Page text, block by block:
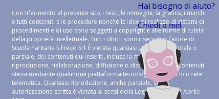
Hai bisogno di aiuto?
Chiedi a me!
Con riferimento al presente sito, i testi, le immagini, la grafica, i marchi
e tutti contenuti e le procedure nonché le idee di realizzo di sistemi di
procedimenti e di uso sono soggetti a copyright e alle forme di tutela
della proprietà intellettuale. Tutti i diritti sono riservati in favore di
Scuola Paritaria S.Freud Srl. È vietata qualsiasi utilizzazione, totale o
parziale, dei contenuti qui inseriti, inclusa la memorizzazione,
riproduzione, rielaborazione, diffusione o distribuzione dei contenuti
stessi mediante qualunque piattaforma tecnologica, supporto o rete
telematica. Qualsiasi riproduzione, anche parziale, senza
autorizzazione scritta è vietata ai sensi della Legge 633 del 22 Aprile